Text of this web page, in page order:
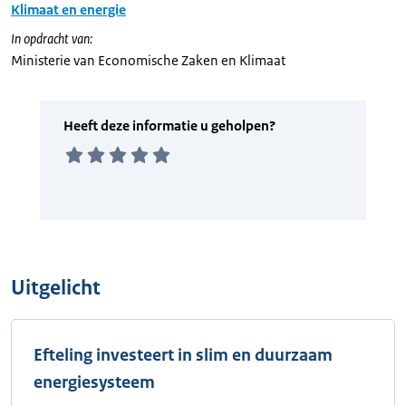
Klimaat en energie
In opdracht van:
Ministerie van Economische Zaken en Klimaat
Uitgelicht
Efteling investeert in slim en duurzaam
energiesysteem